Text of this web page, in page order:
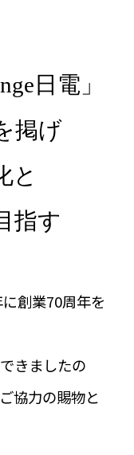
日電」
掲げ
と
指す
創業70周年を
きましたの
協力の賜物と